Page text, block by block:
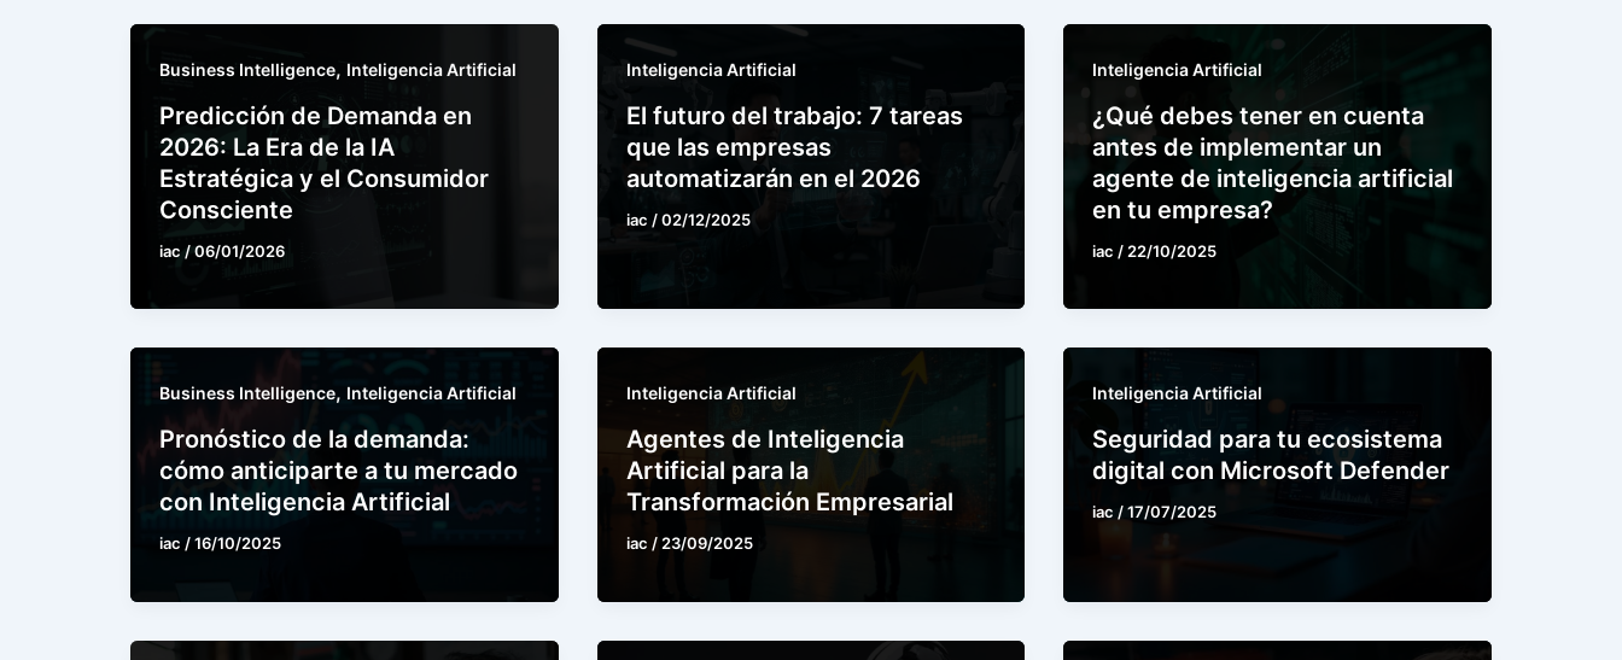
Business Intelligence, Inteligencia Artificial
Predicción de Demanda en
2026: La Era de la IA
Estratégica y el Consumidor
Consciente
iac /06/01/2026
Inteligencia Artificial
El futuro del trabajo: 7 tareas
que las empresas
automatizarán en el 2026
iac /02/12/2025
Inteligencia Artificial
¿Qué debes tener en cuenta
antes de implementar un
agente de inteligencia artificial
en tu empresa?
iac / 22/10/2025
Business Intelligence, Inteligencia Artificial
Pronóstico de la demanda:
cómo anticiparte a tu mercado
con Inteligencia Artificial
iac /16/10/2025
Inteligencia Artificial
Agentes de Inteligencia
Artificial para la
Transformación Empresarial
iac / 23/09/2025
Inteligencia Artificial
Seguridad para tu ecosistema
digital con Microsoft Defender
iac /17/07/2025